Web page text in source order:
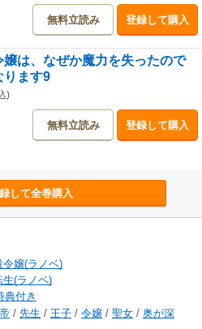
無料立読み 登録して購入
は、なぜか魔力を失ったので
ります9
)
無料立読み 登録して購入
して全巻購入
令嬢(ラノベ)
生(ラノベ)
典付き
/ 先生 / 王子 / 令嬢 / 聖女 / 奥が深